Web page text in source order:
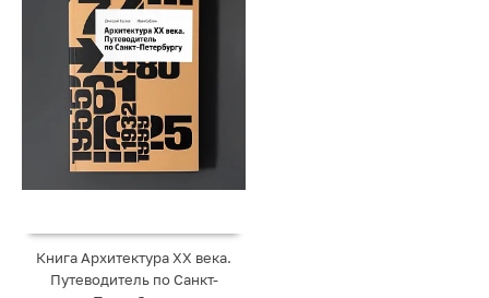
Книга Архитектура XX века.
Путеводитель по Санкт-